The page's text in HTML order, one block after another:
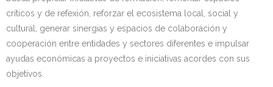
críticos y de refexión, reforzar el ecosistema local, social y
cultural, generar sinergias y espacios de colaboración y
cooperación entre entidades y sectores diferentes e impulsar
ayudas económicas a proyectos e iniciativas acordes con sus
objetivos.